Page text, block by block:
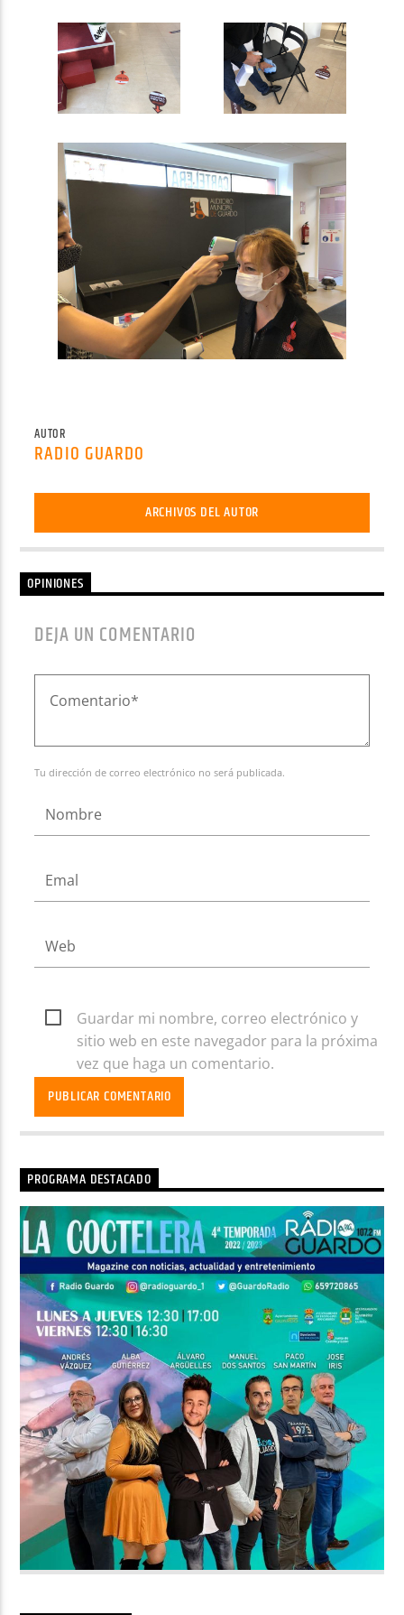
AUTOR
RADIO GUARDO
ARCHIVOS DEL AUTOR
OPINIONES
DEJA UN COMENTARIO
Tu dirección de correo electrónico no será publicada.
Guardar mi nombre, correo electrónico y
sitio web en este navegador para la próxima
vez que haga un comentario.
PROGRAMA DESTACADO